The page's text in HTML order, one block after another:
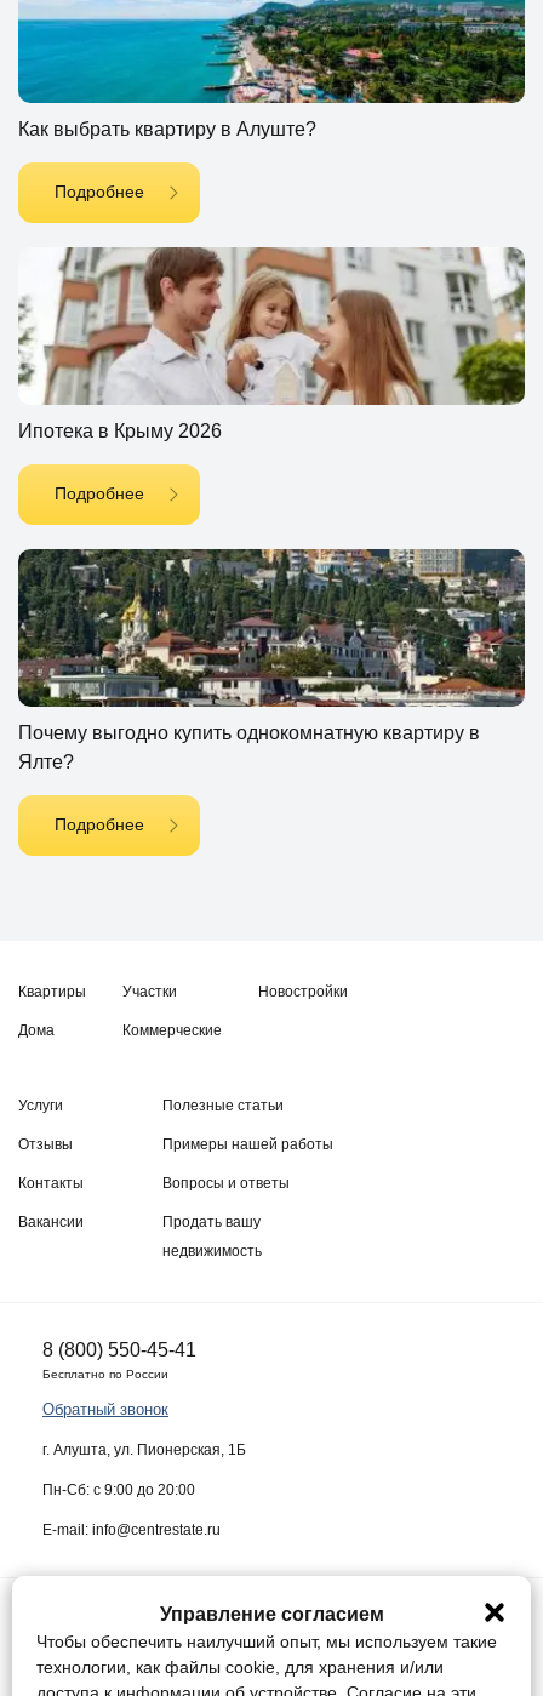
Как выбрать квартиру в Алуште?
Подробнее
Ипотека в Крыму 2026
Подробнее
Почему выгодно купить однокомнатную квартиру в
Ялте?
Подробнее
Квартиры
Дома
Участки
Коммерческие
Новостройки
Услуги
Отзывы
Контакты
Вакансии
Полезные статьи
Примеры нашей работы
Вопросы и ответы
Продать вашу
недвижимость
8 (800) 550-45-41
Бесплатно по России
Обратный звонок
г. Алушта, ул. Пионерская, 1Б
Пн-Сб: с 9:00 до 20:00
E-mail: info@centrestate.ru
ИП Жуков Виктор Васильевич ИНН 910218942064
Данный сайт носит информационный характер и ни при каких условиях
не является публичной офертой, определяемой положениями статьи
Управление согласием
Чтобы обеспечить наилучший опыт, мы используем такие
технологии, как файлы cookie, для хранения и/или